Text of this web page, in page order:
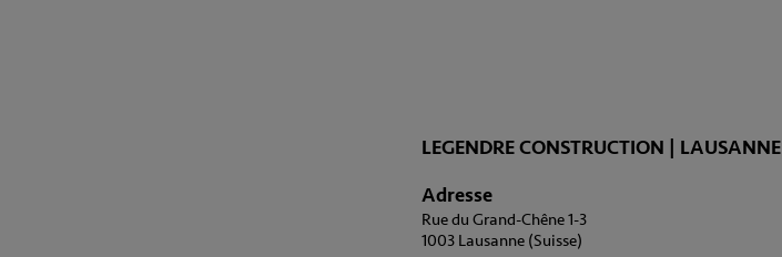
LEGENDRE CONSTRUCTION | LAUSANNE
Adresse
Rue du Grand-Chêne 1-3
1003 Lausanne (Suisse)